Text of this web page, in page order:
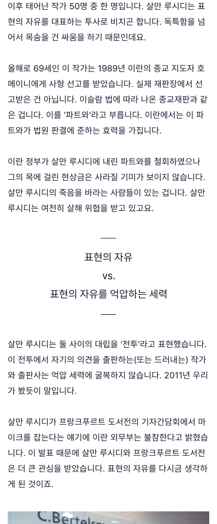
이후 태어난 작가 50명 중 한 명입니다. 살만 루시디는 표
현의 자유를 대표하는 투사로 비치곤 합니다. 독특함을 넘
어서 목숨을 건 싸움을 하기 때문인데요.
올해로 69세인 이 작가는 1989년 이란의 종교 지도자 호
메이니에게 사형 선고를 받았습니다. 실제 재판장에서 선
고받은 건 아닙니다. 이슬람 법에 따라 나온 종교재판과 같
은 겁니다. 이를 '파트와'라고 부릅니다. 이란에서는 이 파
트와가 법원 판결에 준하는 효력을 가집니다.
이란 정부가 살만 루시디에 내린 파트와를 철회하였으나
그의 목에 걸린 현상금은 사라질 기미가 보이지 않습니다.
살만 루시디의 죽음을 바라는 사람들이 있는 겁니다. 살만
루시디는 여전히 살해 위협을 받고 있고요.
표현의 자유
vs.
표현의 자유를 억압하는 세력
살만 루시디는 둘 사이의 대립을 '전투'라고 표현했습니다.
이 전투에서 자기의 의견을 출판하는(또는 드러내는) 작가
와 출판사는 억압 세력에 굴복하지 않습니다. 2011년 우리
가 봤듯이 말입니다.
살만 루시디가 프랑크푸르트 도서전의 기자간담회에서 마
이크를 잡는다는 얘기에 이란 외무부는 불참한다고 밝혔습
니다. 이 발표 때문에 살만 루시디와 프랑크푸르트 도서전
은 더 큰 관심을 받았습니다. 표현의 자유를 다시금 생각하
게 된 것이죠.